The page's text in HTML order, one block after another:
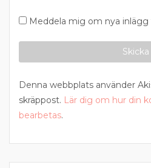
Meddela mig om nya inlägg
Denna webbplats använder
skräppost. Lär dig om hur din
bearbetas.